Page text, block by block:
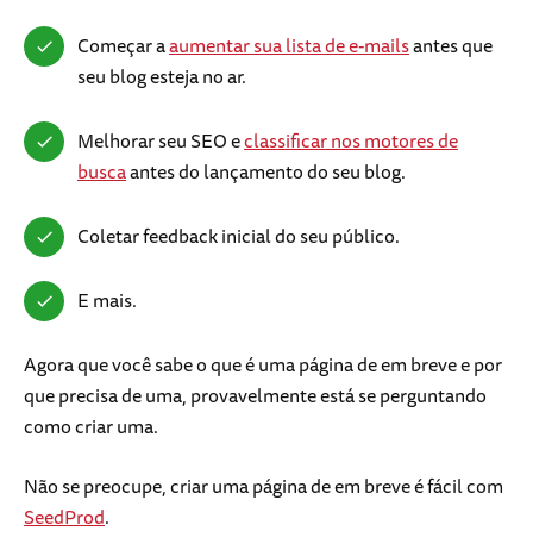
Começar aaumentar sua lista de e-mailsantes que
seu blog esteja no ar.
Melhorar seu SEO eclassificar nos motores de
buscaantes do lançamento do seu blog.
Coletar feedback inicial do seu público.
E mais.
Agora que você sabe o que é uma página de em breve e por
que precisa de uma, provavelmente está se perguntando
como criar uma.
Não se preocupe, criar uma página de em breve é fácil com
SeedProd.